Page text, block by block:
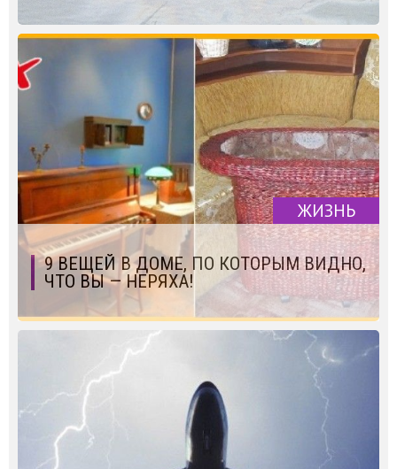
ЖИЗНЬ
9 ВЕЩЕЙ В ДОМЕ, ПО КОТОРЫМ ВИДНО,
ЧТО ВЫ — НЕРЯХА!